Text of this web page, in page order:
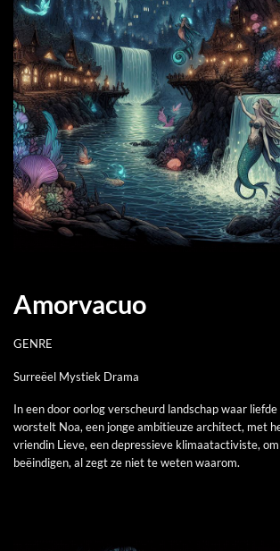
Amorvacuo
GENRE
Surreëel Mystiek Drama
In een door oorlog verscheurd landschap waar
worstelt Noa, een jonge ambitieuze architect, met
vriendin Lieve, een depressieve klimaatactiviste,
beëindigen, al zegt ze niet te weten waarom.